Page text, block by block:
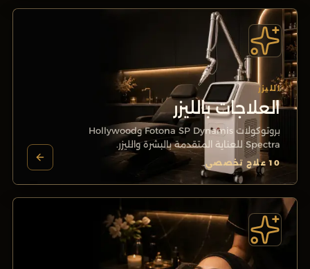
الليزر
العلاجات بالليزر
بروتوكولات Fotona SP Dynamis وHollywood
Spectra للعناية المتقدمة بالبشرة والليزر.
10 علاج تخصصي